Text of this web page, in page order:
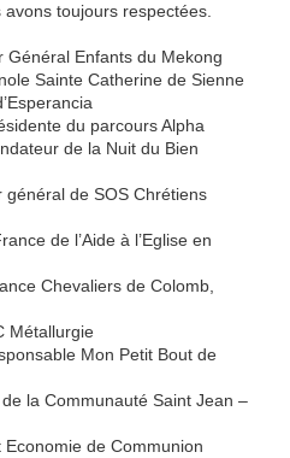
toujours respectées.
Général Enfants du Mekong
Sainte Catherine de Sienne
du parcours Alpha
de la Nuit du Bien
général de SOS Chrétiens
de l’Aide à l’Eglise en
Chevaliers de Colomb,
Métallurgie
Mon Petit Bout de
la Communauté Saint Jean –
de Communion